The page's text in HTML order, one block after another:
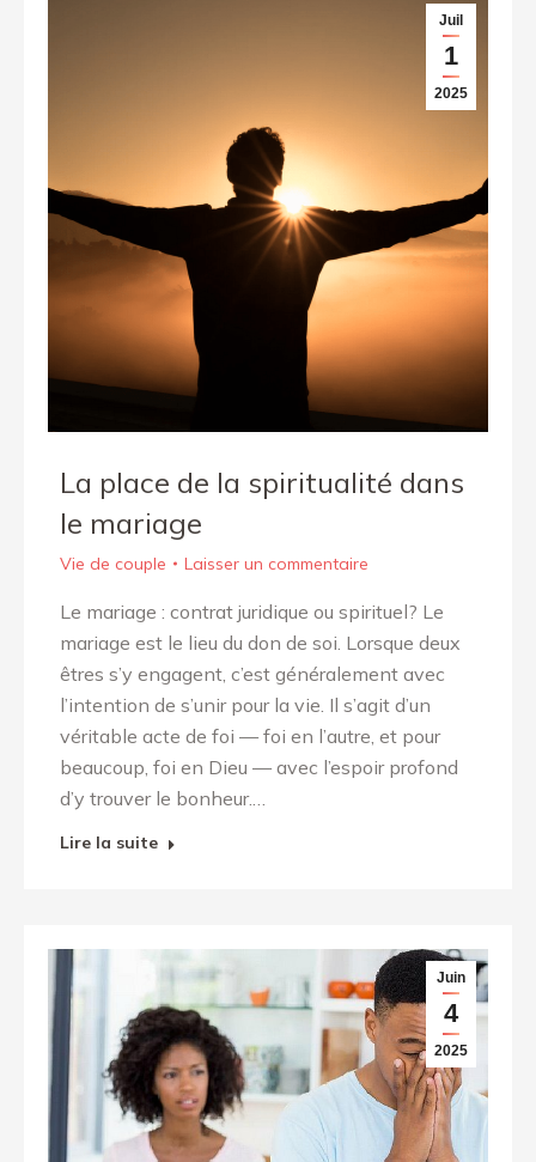
Juil
1
2025
La place de la spiritualité dans
le mariage
Vie de couple Laisser un commentaire
Le mariage : contrat juridique ou spirituel? Le
mariage est le lieu du don de soi. Lorsque deux
êtres s’y engagent, c’est généralement avec
l’intention de s’unir pour la vie. Il s’agit d’un
véritable acte de foi — foi en l’autre, et pour
beaucoup, foi en Dieu — avec l’espoir profond
d’y trouver le bonheur.…
Lire la suite
Juin
4
2025